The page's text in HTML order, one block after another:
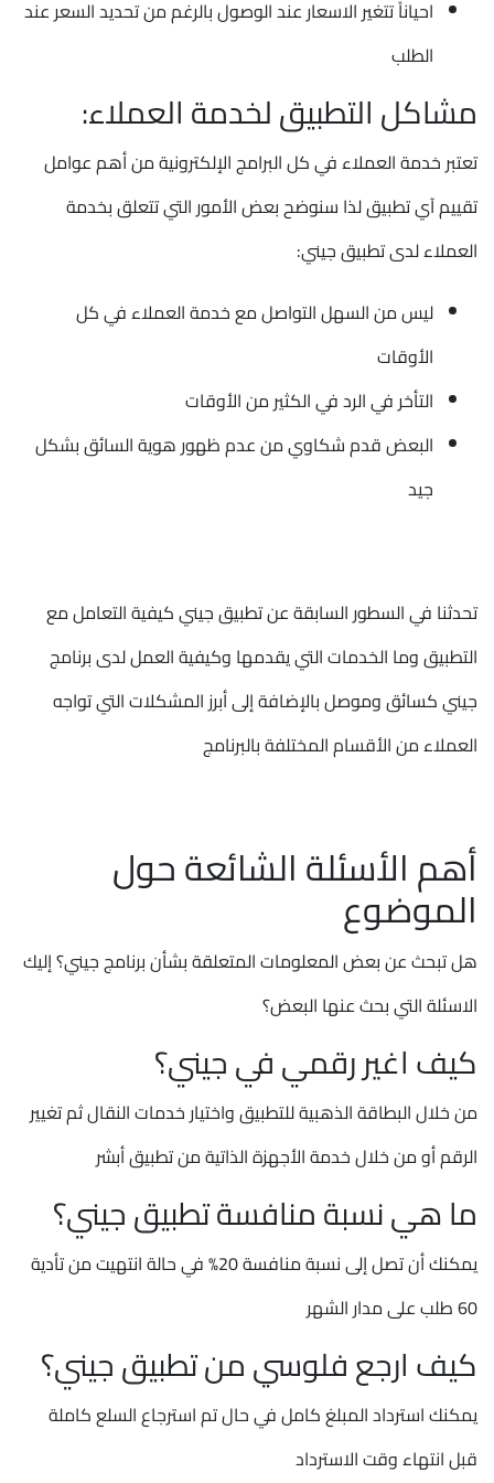
احياناً تتغير الاسعار عند الوصول بالرغم من تحديد السعر عند
الطلب
مشاكل التطبيق لخدمة العملاء:
تعتبر خدمة العملاء في كل البرامج الإلكترونية من أهم عوامل
تقييم آي تطبيق لذا سنوضح بعض الأمور التي تتعلق بخدمة
العملاء لدى تطبيق جيني:
ليس من السهل التواصل مع خدمة العملاء في كل
الأوقات
التأخر في الرد في الكثير من الأوقات
البعض قدم شكاوي من عدم ظهور هوية السائق بشكل
جيد
تحدثنا في السطور السابقة عن تطبيق جيني كيفية التعامل مع
التطبيق وما الخدمات التي يقدمها وكيفية العمل لدى برنامج
جيني كسائق وموصل بالإضافة إلى أبرز المشكلات التي تواجه
العملاء من الأقسام المختلفة بالبرنامج
أهم الأسئلة الشائعة حول
الموضوع
هل تبحث عن بعض المعلومات المتعلقة بشأن برنامج جيني؟ إليك
الاسئلة التي بحث عنها البعض؟
كيف اغير رقمي في جيني؟
من خلال البطاقة الذهبية للتطبيق واختيار خدمات النقال ثم تغيير
الرقم أو من خلال خدمة الأجهزة الذاتية من تطبيق أبشر
ما هي نسبة منافسة تطبيق جيني؟
يمكنك أن تصل إلى نسبة منافسة 20% في حالة انتهيت من تأدية
60 طلب على مدار الشهر
كيف ارجع فلوسي من تطبيق جيني؟
يمكنك استرداد المبلغ كامل في حال تم استرجاع السلع كاملة
قبل انتهاء وقت الاسترداد